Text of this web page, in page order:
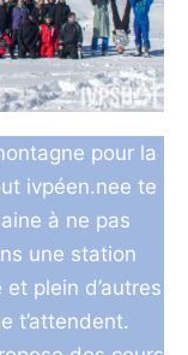
pour la
ivpéen.nee te
à ne pas
une station
plein d’autres
t’attendent.